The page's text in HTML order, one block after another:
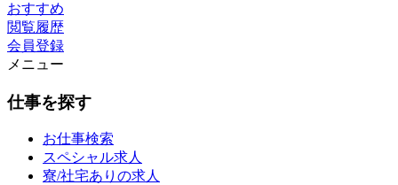
おすすめ
閲覧履歴
会員登録
メニュー
仕事を探す
お仕事検索
スペシャル求人
寮/社宅ありの求人